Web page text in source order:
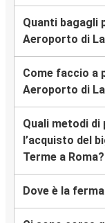
Quanti bagagli
Aeroporto di
Come faccio a
Aeroporto di
Quali metodi
l’acquisto del
Terme a Roma?
Dove è la